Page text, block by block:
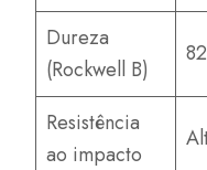
Dureza
(Rockwell B)
82
Resistência
ao impacto